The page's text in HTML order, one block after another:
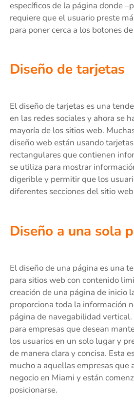
específicos de la página donde
requiere que el usuario preste
para poner cerca a los botones de
Diseño de tarjetas
El diseño de tarjetas es una
en las redes sociales y ahora se
mayoría de los sitios web.
diseño web están usando
rectangulares que contienen
se utiliza para mostrar
digerible y permitir que los
diferentes secciones del sitio
Diseño a una sola
El diseño de una página es una
para sitios web con contenido
creación de una página de inicio
proporciona toda la información
página de navegabilidad
para empresas que desean
los usuarios en un solo lugar y
de manera clara y concisa. Esta
mucho a aquellas empresas que
negocio en Miami y están
posicionarse.